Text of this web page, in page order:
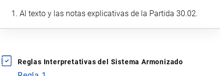
Al texto y las notas explicativas de la Partida 30.02.
Reglas Interpretativas del Sistema Armonizado